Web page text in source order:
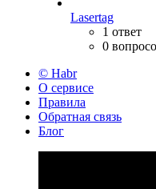
Lasertag
1 ответ
0
© Habr
О сервисе
Правила
Обратная связь
Блог